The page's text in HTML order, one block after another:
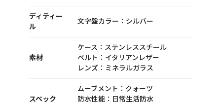
ディティー
ル
文字盤カラー：シルバー
素材
ケース：ステンレススチール
ベルト：イタリアンレザー
レンズ：ミネラルガラス
スペック
ムーブメント：クォーツ
防水性能：日常生活防水